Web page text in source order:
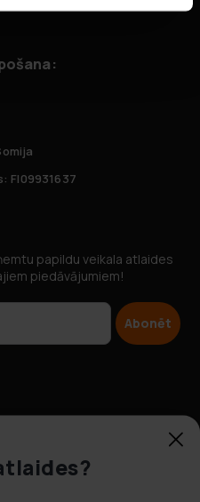
FI09931637
papildu veikala atlaides
piedāvājumiem!
Abonēt